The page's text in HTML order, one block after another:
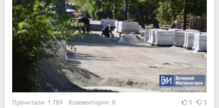
Прочитали: 1 789 Комментарии: 0 5 3